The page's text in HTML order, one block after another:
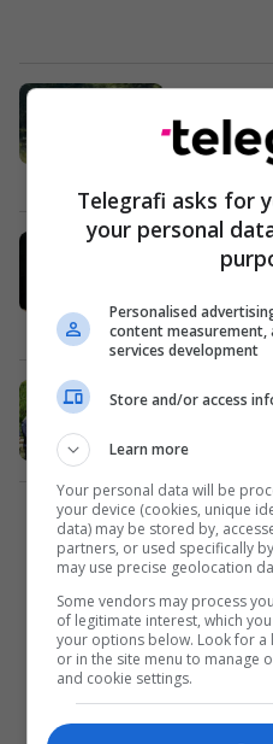
Pamje
dyshohet
ruhet
Potok,
Kronika e
Kurti në
Kosovë
Telegrafi asks for
your personal
Personalised
content measurement,
services development
Store and/or access
Learn more
Your personal data will be
your device (cookies, unique
data) may be stored by,
partners, or used specifically
may use precise geolocation
Some vendors may process
of legitimate interest, which
your options below. Look for
or in the site menu to manage
and cookie settings.